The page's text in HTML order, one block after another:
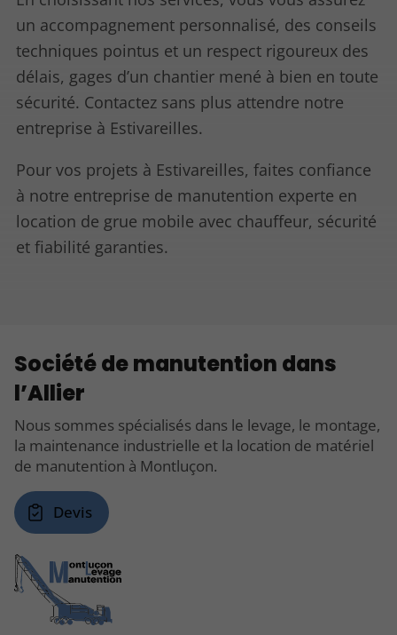
un accompagnement personnalisé, des conseils
techniques pointus et un respect rigoureux des
délais, gages d’un chantier mené à bien en toute
sécurité. Contactez sans plus attendre notre
entreprise à Estivareilles.
Pour vos projets à Estivareilles, faites confiance
à notre entreprise de manutention experte en
location de grue mobile avec chauffeur, sécurité
et fiabilité garanties.
Société de manutention dans
l’Allier
Nous sommes spécialisés dans le levage, le montage,
la maintenance industrielle et la location de matériel
de manutention à Montluçon.
Devis